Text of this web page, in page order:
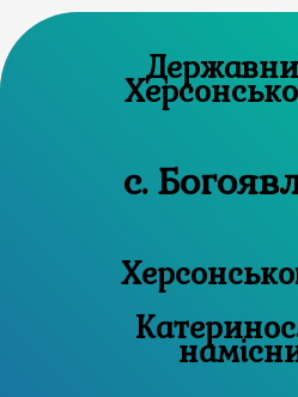
с.